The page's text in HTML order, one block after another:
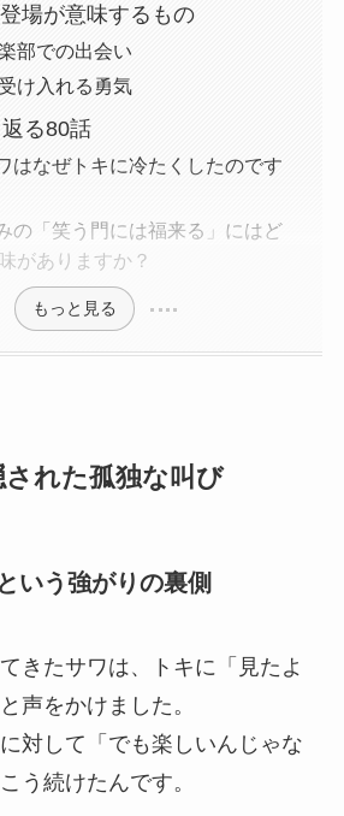
場が意味するもの
部での出会い
け入れる勇気
る80話
はなぜトキに冷たくしたのです
の「笑う門には福来る」にはど
がありますか？
もっと見る
れた孤独な叫び
いう強がりの裏側
きたサワは、トキに「見たよ
声をかけました。
対して「でも楽しいんじゃな
う続けたんです。